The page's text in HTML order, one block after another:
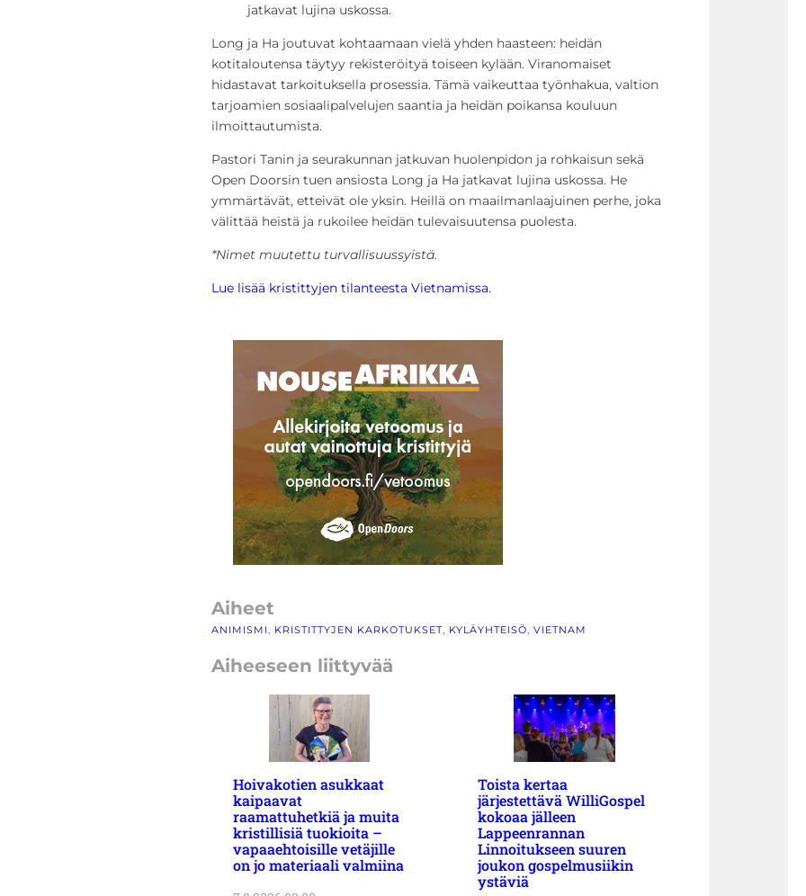
jatkavat lujina uskossa.
Long ja Ha joutuvat kohtaamaan vielä yhden haasteen: heidän
kotitaloutensa täytyy rekisteröityä toiseen kylään. Viranomaiset
hidastavat tarkoituksella prosessia. Tämä vaikeuttaa työnhakua, valtion
tarjoamien sosiaalipalvelujen saantia ja heidän poikansa kouluun
ilmoittautumista.
Pastori Tanin ja seurakunnan jatkuvan huolenpidon ja rohkaisun sekä
Open Doorsin tuen ansiosta Long ja Ha jatkavat lujina uskossa. He
ymmärtävät, etteivät ole yksin. Heillä on maailmanlaajuinen perhe, joka
välittää heistä ja rukoilee heidän tulevaisuutensa puolesta.
*Nimet muutettu turvallisuussyistä.
Lue lisää kristittyjen tilanteesta Vietnamissa.
Aiheet
ANIMISMI, KRISTITTYJEN KARKOTUKSET, KYLÄYHTEISÖ, VIETNAM
Aiheeseen liittyvää
Hoivakotien asukkaat
kaipaavat
raamattuhetkiä ja muita
kristillisiä tuokioita –
vapaaehtoisille vetäjille
on jo materiaali valmiina
Toista kertaa
järjestettävä WilliGospel
kokoaa jälleen
Lappeenrannan
Linnoitukseen suuren
joukon gospelmusiikin
ystäviä